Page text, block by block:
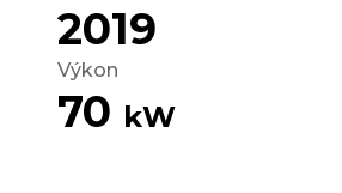
2019
Výkon
70 kW